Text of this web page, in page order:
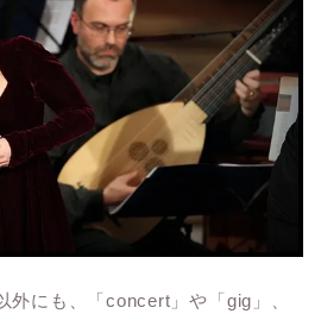
外にも、「concert」や「gig」、